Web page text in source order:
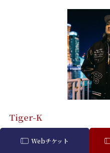
Webチケット
Tiger-K
2016年より神戸・大阪を中心